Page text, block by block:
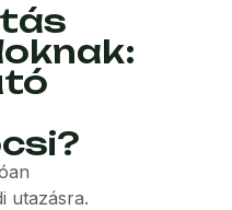
utazásra.